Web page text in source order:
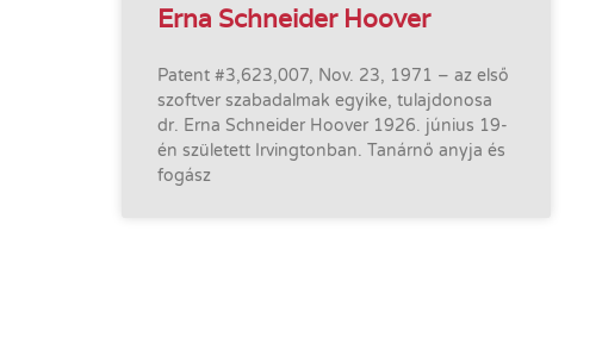
Erna Schneider Hoover
Patent #3,623,007, Nov. 23, 1971 – az első
szoftver szabadalmak egyike, tulajdonosa
dr. Erna Schneider Hoover 1926. június 19-
én született Irvingtonban. Tanárnő anyja és
fogász